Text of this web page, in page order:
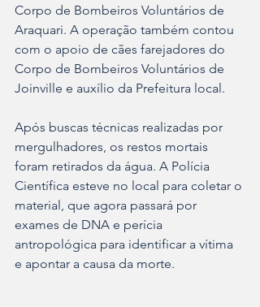
Corpo de Bombeiros Voluntários de
Araquari. A operação também contou
com o apoio de cães farejadores do
Corpo de Bombeiros Voluntários de
Joinville e auxílio da Prefeitura local.
Após buscas técnicas realizadas por
mergulhadores, os restos mortais
foram retirados da água. A Polícia
Científica esteve no local para coletar o
material, que agora passará por
exames de DNA e perícia
antropológica para identificar a vítima
e apontar a causa da morte.